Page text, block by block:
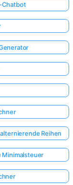
Chatbot
Reihen
Minimalsteuer